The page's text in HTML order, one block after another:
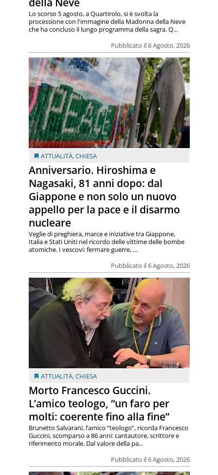
Pubblicato il 6 Agosto, 2026
Lo scorso 5 agosto, a Quartirolo, si è svolta la
processione con l'immagine della Madonna della Neve
che ha concluso il lungo programma della sagra. Q...
ATTUALITÀ,CHIESA
Anniversario. Hiroshima e
Nagasaki, 81 anni dopo: dal
Giappone e non solo un nuovo
appello per la pace e il disarmo
nucleare
Pubblicato il 6 Agosto, 2026
Veglie di preghiera, marce e iniziative tra Giappone,
Italia e Stati Uniti nel ricordo delle vittime delle bombe
atomiche. I vescovi: fermare guerre, ...
ATTUALITÀ,CHIESA
Morto Francesco Guccini.
L’amico teologo, “un faro per
molti: coerente fino alla fine”
Pubblicato il 6 Agosto, 2026
Brunetto Salvarani, l’amico “teologo”, ricorda Francesco
Guccini, scomparso a 86 anni: cantautore, scrittore e
riferimento morale. Dal valore della pa...